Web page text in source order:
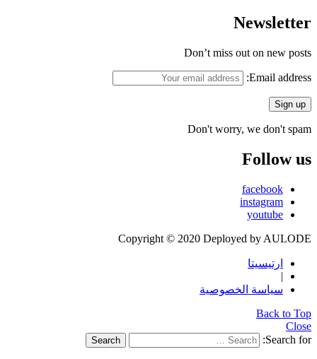
Newsletter
Don’t miss out on new posts
Email address:
Don't worry, we don't spam
Follow us
facebook
instagram
youtube
Copyright © 2020 Deployed by AULODE
ارتيسيتا
|
سياسة الخصوصية
Back to Top
Close
Search for:
Search